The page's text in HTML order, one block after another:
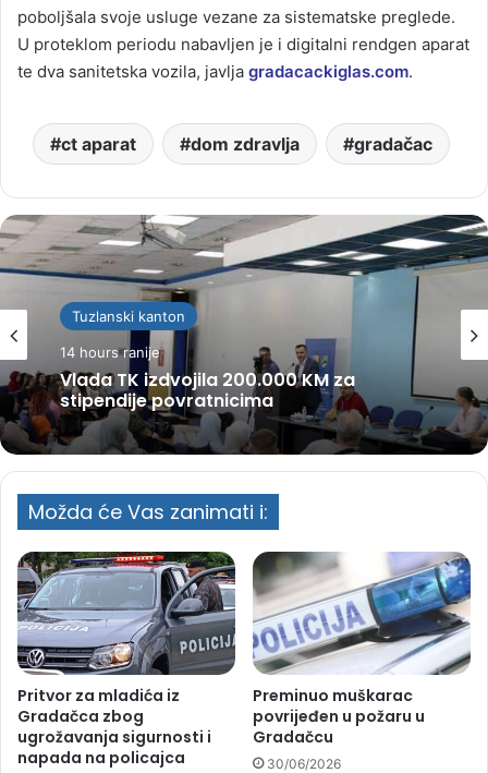
poboljšala svoje usluge vezane za sistematske preglede.
U proteklom periodu nabavljen je i digitalni rendgen aparat
te dva sanitetska vozila, javlja gradacackiglas.com.
ct aparat dom zdravlja gradačac
Tuzlanski kanton
14 hours ranije
Vlada TK izdvojila 200.000 KM za
stipendije povratnicima
Možda će Vas zanimati i:
Pritvor za mladića iz
Gradačca zbog
ugrožavanja sigurnosti i
napada na policajca
Preminuo muškarac
povrijeđen u požaru u
Gradačcu
30/06/2026